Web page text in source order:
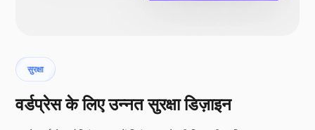
सुरक्षा
वर्डप्रेस के लिए उन्नत सुरक्षा डिज़ाइन